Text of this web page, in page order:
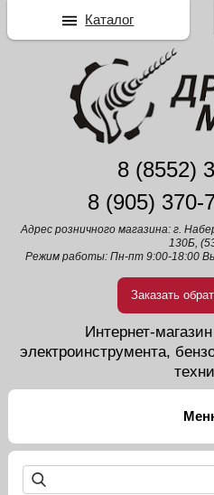
8 (8552)
8 (905) 370-
Адрес розничного магазина: г.
130Б,
Режим работы: Пн-пт 9:00-18:00
Заказать
Интернет-
электроинструмента,
Каталог